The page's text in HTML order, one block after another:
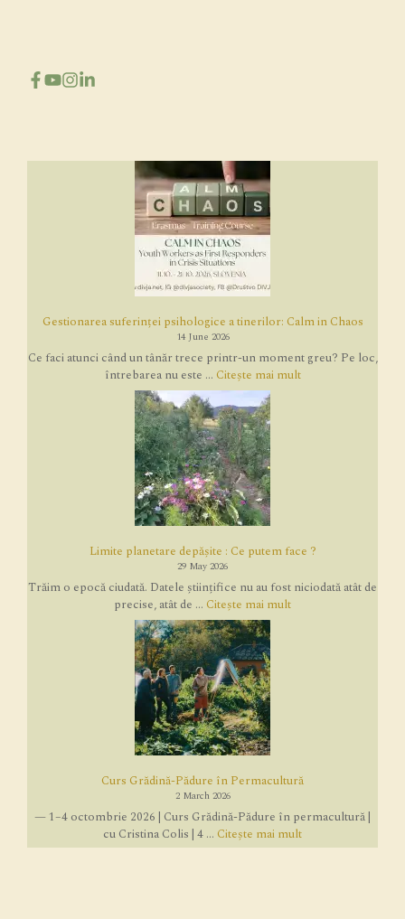
Gestionarea suferinței psihologice a tinerilor: Calm in Chaos
14 June 2026
Ce faci atunci când un tânăr trece printr-un moment greu? Pe loc,
întrebarea nu este ... Citește mai mult
Limite planetare depășite : Ce putem face ?
29 May 2026
Trăim o epocă ciudată. Datele științifice nu au fost niciodată atât de
precise, atât de ... Citește mai mult
Curs Grădină-Pădure în Permacultură
2 March 2026
— 1–4 octombrie 2026 | Curs Grădină-Pădure în permacultură |
cu Cristina Colis | 4 ... Citește mai mult